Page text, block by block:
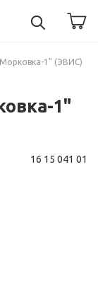
1" (ЭВИС)
1"
16 15 041 01